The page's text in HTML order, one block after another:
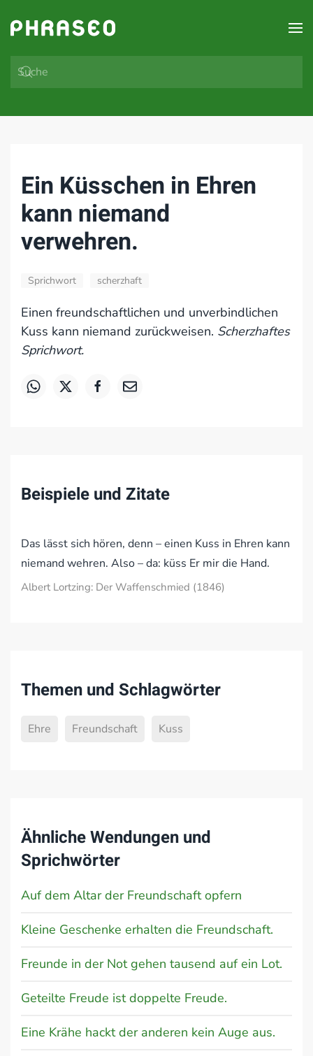
Zum Hauptinhalt springen
Ein Küsschen in Ehren
kann niemand
verwehren.
Sprichwort scherzhaft
Einen freundschaftlichen und unverbindlichen
Kuss kann niemand zurückweisen. Scherzhaftes
Sprichwort.
Beispiele und Zitate
Das lässt sich hören, denn – einen Kuss in Ehren kann
niemand wehren. Also – da: küss Er mir die Hand.
Albert Lortzing: Der Waffenschmied (1846)
Themen und Schlagwörter
Ehre Freundschaft Kuss
Ähnliche Wendungen und
Sprichwörter
Auf dem Altar der Freundschaft opfern
Kleine Geschenke erhalten die Freundschaft.
Freunde in der Not gehen tausend auf ein Lot.
Geteilte Freude ist doppelte Freude.
Eine Krähe hackt der anderen kein Auge aus.